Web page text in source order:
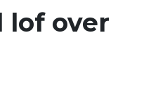
lof over